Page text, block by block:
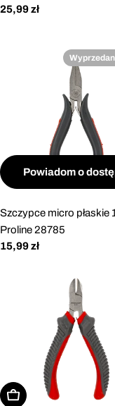
Cena
25,99 zł
Powiadom o
Szczypce micro płaskie
Proline 28785
Cena
15,99 zł
Dodaj do koszyka